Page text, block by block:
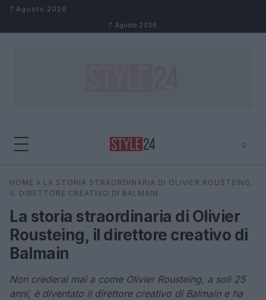
Salta al contenuto
7 Agosto 2026
7 Agosto 2026
⌕
Cerca ⌕ ×
HOME » LA STORIA STRAORDINARIA DI OLIVIER ROUSTEING,
IL DIRETTORE CREATIVO DI BALMAIN
La storia straordinaria di Olivier
Rousteing, il direttore creativo di
Balmain
Non crederai mai a come Olivier Rousteing, a soli 25
anni, è diventato il direttore creativo di Balmain e ha